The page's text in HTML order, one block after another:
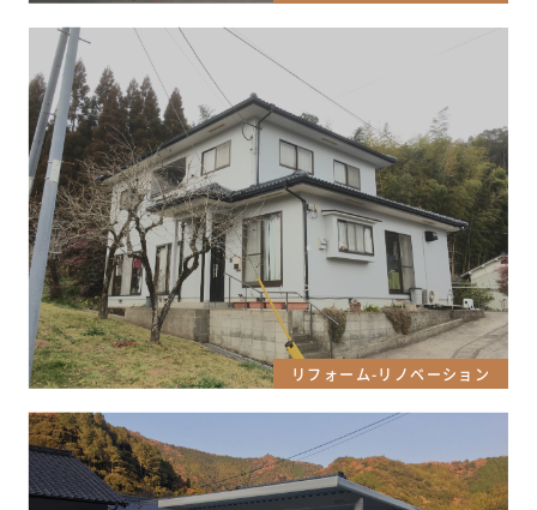
リフォーム-リノベーション